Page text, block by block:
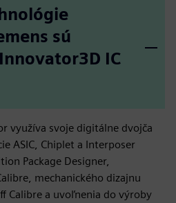
sú
IC
využíva svoje digitálne dvojča
ASIC, Chiplet a Interposer
Package Designer,
mechanického dizajnu
Calibre a uvoľnenia do výroby